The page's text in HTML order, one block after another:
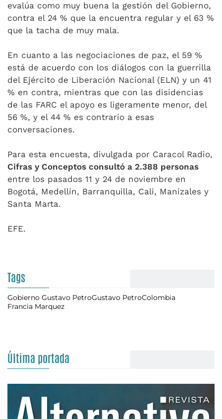
evalúa como muy buena la gestión del Gobierno,
contra el 24 % que la encuentra regular y el 63 %
que la tacha de muy mala.
En cuanto a las negociaciones de paz, el 59 %
está de acuerdo con los diálogos con la guerrilla
del Ejército de Liberación Nacional (ELN) y un 41
% en contra, mientras que con las disidencias
de las FARC el apoyo es ligeramente menor, del
56 %, y el 44 % es contrario a esas
conversaciones.
Para esta encuesta, divulgada por Caracol Radio,
Cifras y Conceptos consultó a 2.388 personas
entre los pasados 11 y 24 de noviembre en
Bogotá, Medellín, Barranquilla, Cali, Manizales y
Santa Marta.
EFE.
Tags
Gobierno Gustavo PetroGustavo PetroColombia
Francia Marquez
Última portada